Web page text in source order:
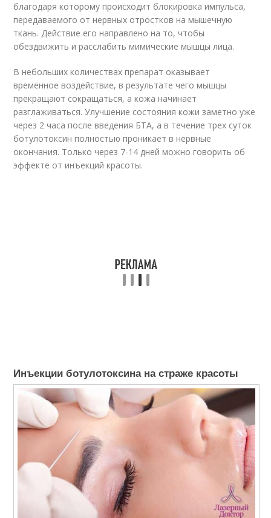
благодаря которому происходит блокировка импульса,
передаваемого от нервных отростков на мышечную
ткань. Действие его направлено на то, чтобы
обездвижить и расслабить мимические мышцы лица.
В небольших количествах препарат оказывает
временное воздействие, в результате чего мышцы
прекращают сокращаться, а кожа начинает
разглаживаться. Улучшение состояния кожи заметно уже
через 2 часа после введения БТА, а в течение трех суток
ботулотоксин полностью проникает в нервные
окончания. Только через 7-14 дней можно говорить об
эффекте от инъекций красоты.
Инъекции ботулотоксина на страже красоты